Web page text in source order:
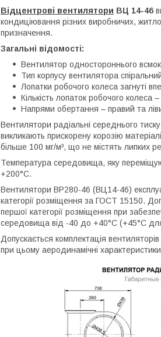
Відцентрові вентилятори ВЦ 14-46
кондиціювання різних виробничих,
призначення.
Загальні відомості:
Вентилятор одностороннього
Тип корпусу вентилятора
Лопатки робочого колеса загнуті
Кількість лопаток робочого колеса
Напрями обертання – правий та
Вентилятори радіальні середнього
викликають прискорену корозію
більше 100 мг/м³, що не містять липких
Температура середовища, яку
+200°С.
Вентилятори ВР280-46 (ВЦ14-46)
категорії розміщення за ГОСТ 15150.
першої категорії розміщення при
середовища від -40 до +40°С (+45°С для
Допускається комплектація
при цьому аеродинамічні